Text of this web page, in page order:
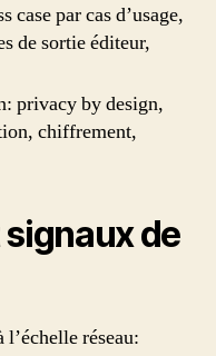
par cas d’usage,
de sortie éditeur,
privacy by design,
chiffrement,
de
réseau: